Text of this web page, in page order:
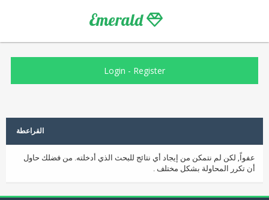
Emerald
Login - Register
القراعطة
عفواً, لكن لم نتمكن من إيجاد أي نتائج للبحث الذي أدخلته. من فضلك حاول
أن تكرر المحاولة بشكل مختلف .